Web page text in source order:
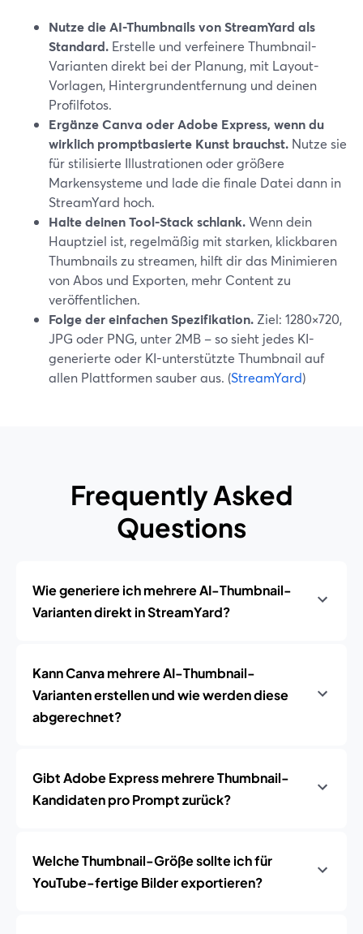
Nutze die AI-Thumbnails von StreamYard als
Standard. Erstelle und verfeinere Thumbnail-
Varianten direkt bei der Planung, mit Layout-
Vorlagen, Hintergrundentfernung und deinen
Profilfotos.
Ergänze Canva oder Adobe Express, wenn du
wirklich promptbasierte Kunst brauchst. Nutze sie
für stilisierte Illustrationen oder größere
Markensysteme und lade die finale Datei dann in
StreamYard hoch.
Halte deinen Tool-Stack schlank.Wenn dein
Hauptziel ist, regelmäßig mit starken, klickbaren
Thumbnails zu streamen, hilft dir das Minimieren
von Abos und Exporten, mehr Content zu
veröffentlichen.
Folge der einfachen Spezifikation. Ziel: 1280×720,
JPG oder PNG, unter 2MB – so sieht jedes KI-
generierte oder KI-unterstützte Thumbnail auf
allen Plattformen sauber aus. (StreamYard)
Frequently Asked
Questions
Wie generiere ich mehrere AI-Thumbnail-
Varianten direkt in StreamYard?
Kann Canva mehrere AI-Thumbnail-
Varianten erstellen und wie werden diese
abgerechnet?
Gibt Adobe Express mehrere Thumbnail-
Kandidaten pro Prompt zurück?
Welche Thumbnail-Größe sollte ich für
YouTube-fertige Bilder exportieren?